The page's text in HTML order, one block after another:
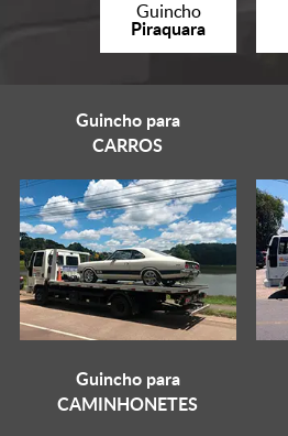
Guincho
Piraquara
Guincho para
CARROS
Guincho para
CAMINHONETES